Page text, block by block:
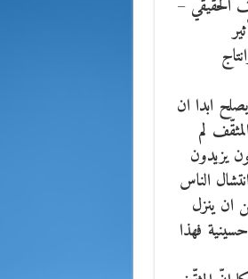
الحقيقي –
ابدا ان
لم
يزيدون
الناس
ان ينزل
فهذا